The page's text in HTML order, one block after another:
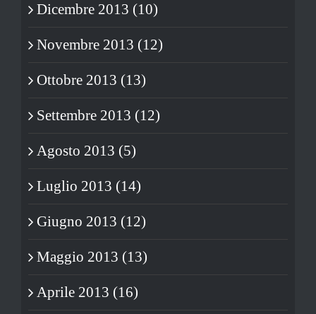
Dicembre 2013 (10)
Novembre 2013 (12)
Ottobre 2013 (13)
Settembre 2013 (12)
Agosto 2013 (5)
Luglio 2013 (14)
Giugno 2013 (12)
Maggio 2013 (13)
Aprile 2013 (16)